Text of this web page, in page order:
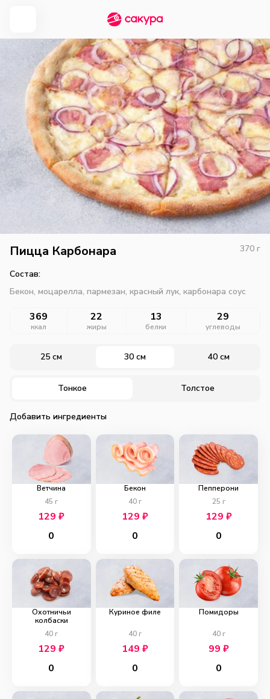
Пицца Карбонара 370 г
Состав:
Бекон, моцарелла, пармезан, красный лук, карбонара соус
369
ккал
22
жиры
13
белки
29
углеводы
25 см 30 см 40 см
Тонкое Толстое
Добавить ингредиенты
Ветчина
45 г
129₽
0
Бекон
40г
129 ₽
0
Пепперони
25 г
129 ₽
0
Охотничьи
колбаски
40 г
129₽
0
Куриное филе
40г
149 ₽
0
Помидоры
40г
99 ₽
0